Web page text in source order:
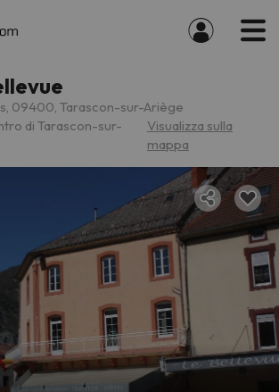
09400, Tarascon-sur-Ariège
di Tarascon-sur-
Visualizza sulla
mappa